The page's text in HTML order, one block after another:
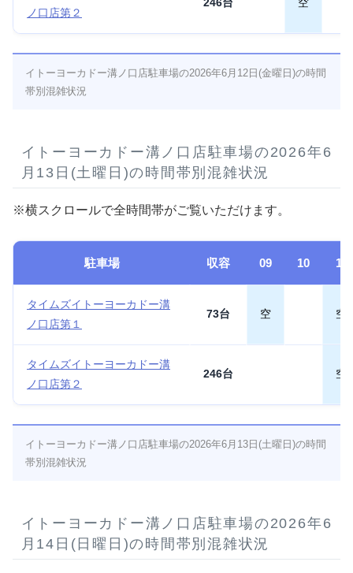
ノ口店第２
246台 空
イトーヨーカドー溝ノ口店駐車場の2026年6月12日(金曜日)の時間
帯別混雑状況
イトーヨーカドー溝ノ口店駐車場の2026年6
月13日(土曜日)の時間帯別混雑状況
※横スクロールで全時間帯がご覧いただけます。
駐車場 収容 09 10 11
タイムズイトーヨーカドー溝
ノ口店第１
73台 空 空
タイムズイトーヨーカドー溝
ノ口店第２
246台 空
イトーヨーカドー溝ノ口店駐車場の2026年6月13日(土曜日)の時間
帯別混雑状況
イトーヨーカドー溝ノ口店駐車場の2026年6
月14日(日曜日)の時間帯別混雑状況